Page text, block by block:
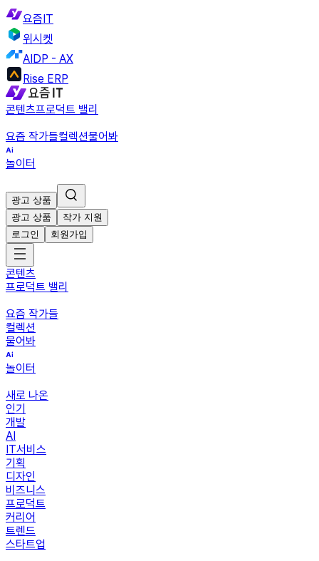
요즘IT
위시켓
AIDP - AX
Rise ERP
콘텐츠프로덕트 밸리
요즘 작가들컬렉션물어봐
놀이터
광고 상품
광고 상품
작가 지원
로그인
회원가입
콘텐츠
프로덕트 밸리
요즘 작가들
컬렉션
물어봐
놀이터
새로 나온
인기
개발
AI
IT서비스
기획
디자인
비즈니스
프로덕트
커리어
트렌드
스타트업